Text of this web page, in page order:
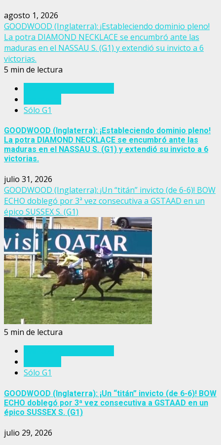
agosto 1, 2026
GOODWOOD (Inglaterra): ¡Estableciendo dominio pleno!
La potra DIAMOND NECKLACE se encumbró ante las
maduras en el NASSAU S. (G1) y extendió su invicto a 6
victorias.
5 min de lectura
Sólo G1
GOODWOOD (Inglaterra): ¡Estableciendo dominio pleno!
La potra DIAMOND NECKLACE se encumbró ante las
maduras en el NASSAU S. (G1) y extendió su invicto a 6
victorias.
julio 31, 2026
GOODWOOD (Inglaterra): ¡Un “titán” invicto (de 6-6)! BOW
ECHO doblegó por 3ª vez consecutiva a GSTAAD en un
épico SUSSEX S. (G1)
5 min de lectura
Sólo G1
GOODWOOD (Inglaterra): ¡Un “titán” invicto (de 6-6)! BOW
ECHO doblegó por 3ª vez consecutiva a GSTAAD en un
épico SUSSEX S. (G1)
julio 29, 2026